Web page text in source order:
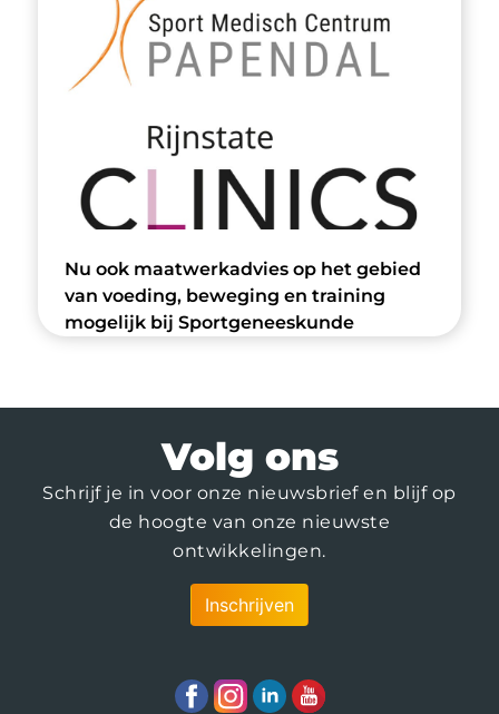
Nu ook maatwerkadvies op het gebied
van voeding, beweging en training
mogelijk bij Sportgeneeskunde
Volg ons
Schrijf je in voor onze nieuwsbrief en blijf op
de hoogte van onze nieuwste
ontwikkelingen.
Inschrijven